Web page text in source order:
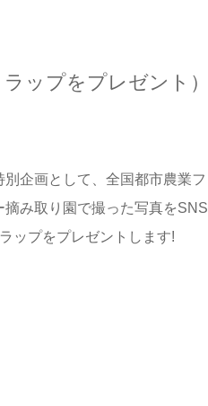
ップをプレゼント）
企画として、全国都市農業フ
み取り園で撮った写真をSNS
ップをプレゼントします!